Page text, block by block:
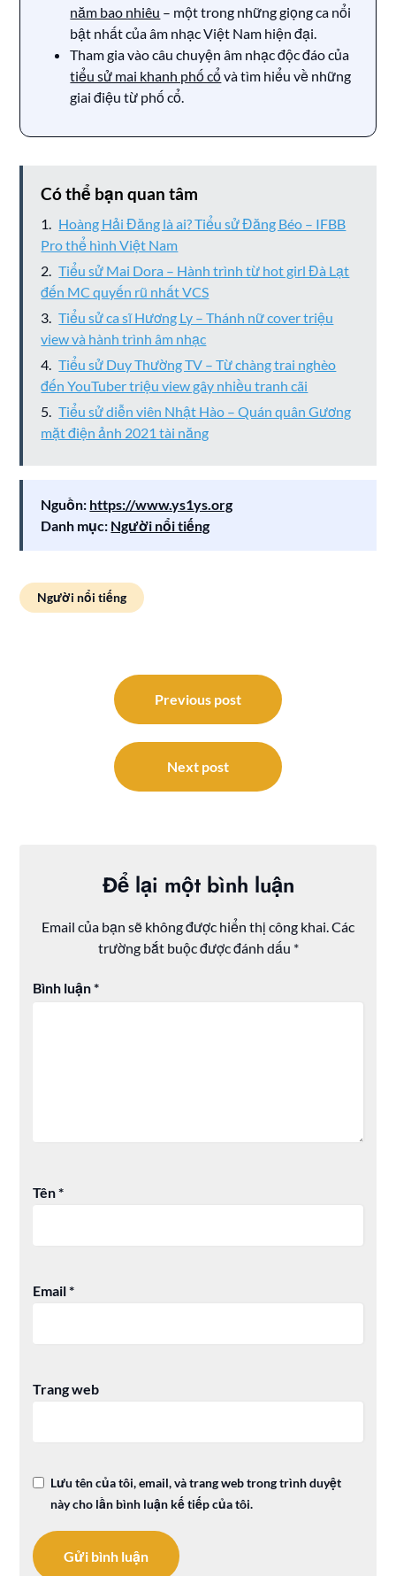
năm bao nhiêu – một trong những giọng ca nổi
bật nhất của âm nhạc Việt Nam hiện đại.
Tham gia vào câu chuyện âm nhạc độc đáo của
tiểu sử mai khanh phố cổvà tìm hiểu về những
giai điệu từ phố cổ.
Có thể bạn quan tâm
Hoàng Hải Đăng là ai? Tiểu sử Đăng Béo – IFBB
Pro thể hình Việt Nam
Tiểu sử Mai Dora – Hành trình từ hot girl Đà Lạt
đến MC quyến rũ nhất VCS
Tiểu sử ca sĩ Hương Ly – Thánh nữ cover triệu
view và hành trình âm nhạc
Tiểu sử Duy Thường TV – Từ chàng trai nghèo
đến YouTuber triệu view gây nhiều tranh cãi
Tiểu sử diễn viên Nhật Hào – Quán quân Gương
mặt điện ảnh 2021 tài năng
Nguồn: https://www.ys1ys.org
Danh mục: Người nổi tiếng
Người nổi tiếng
Previous post
Next post
Để lại một bình luận
Email của bạn sẽ không được hiển thị công khai. Các
trường bắt buộc được đánh dấu *
Bình luận*
Tên*
Email*
Trang web
Lưu tên của tôi, email, và trang web trong trình duyệt
này cho lần bình luận kế tiếp của tôi.